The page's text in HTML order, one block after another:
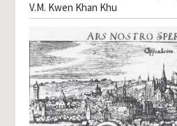
V.M. Kwen Khan Khu